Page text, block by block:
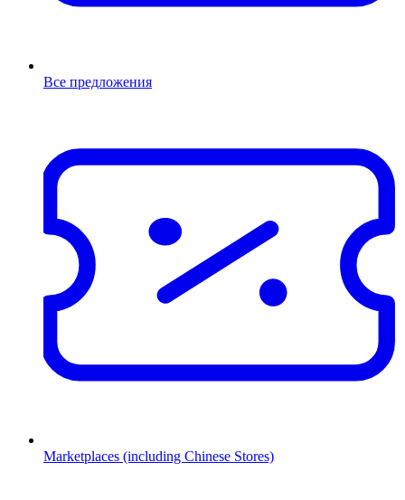
Все предложения
Marketplaces (including Chinese Stores)